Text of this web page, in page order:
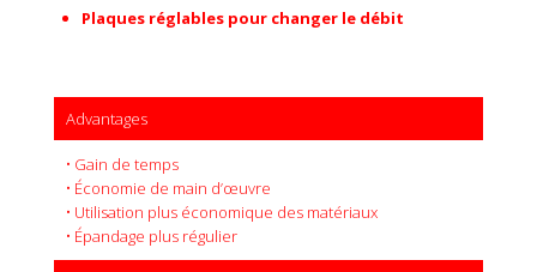
Plaques réglables pour changer le débit
Advantages
• Gain de temps
• Économie de main d’œuvre
• Utilisation plus économique des matériaux
• Épandage plus régulier